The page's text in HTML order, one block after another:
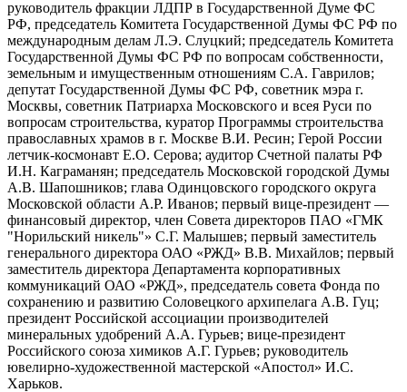
руководитель фракции ЛДПР в Государственной Думе ФС
РФ, председатель Комитета Государственной Думы ФС РФ по
международным делам Л.Э. Слуцкий; председатель Комитета
Государственной Думы ФС РФ по вопросам собственности,
земельным и имущественным отношениям С.А. Гаврилов;
депутат Государственной Думы ФС РФ, советник мэра г.
Москвы, советник Патриарха Московского и всея Руси по
вопросам строительства, куратор Программы строительства
православных храмов в г. Москве В.И. Ресин; Герой России
летчик-космонавт Е.О. Серова; аудитор Счетной палаты РФ
И.Н. Каграманян; председатель Московской городской Думы
А.В. Шапошников; глава Одинцовского городского округа
Московской области А.Р. Иванов; первый вице-президент —
финансовый директор, член Совета директоров ПАО «ГМК
"Норильский никель"» С.Г. Малышев; первый заместитель
генерального директора ОАО «РЖД» В.В. Михайлов; первый
заместитель директора Департамента корпоративных
коммуникаций ОАО «РЖД», председатель совета Фонда по
сохранению и развитию Соловецкого архипелага А.В. Гуц;
президент Российской ассоциации производителей
минеральных удобрений А.А. Гурьев; вице-президент
Российского союза химиков А.Г. Гурьев; руководитель
ювелирно-художественной мастерской «Апостол» И.С.
Харьков.